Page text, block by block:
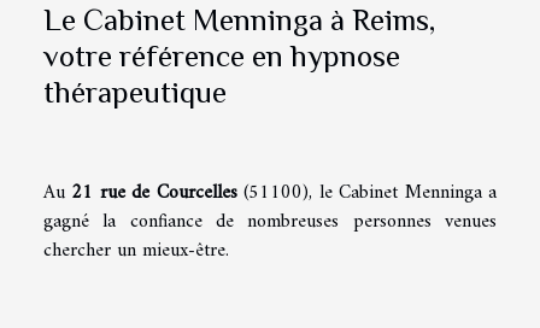
Le Cabinet Menninga à Reims,
votre référence en hypnose
thérapeutique
Au 21 rue de Courcelles(51100), le Cabinet Menninga a
gagné la confiance de nombreuses personnes venues
chercher un mieux-être.